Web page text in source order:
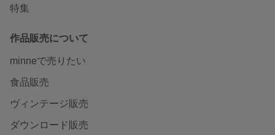
特集
作品販売について
minneで売りたい
食品販売
ヴィンテージ販売
ダウンロード販売